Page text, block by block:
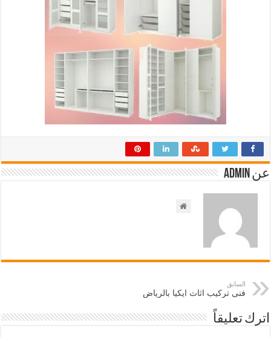
عن admin
السابق
فنى تركيب اثاث ايكيا بالرياض
اترك تعليقاً